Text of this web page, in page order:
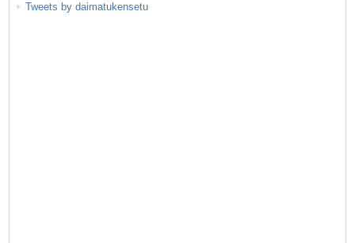
Tweets by daimatukensetu